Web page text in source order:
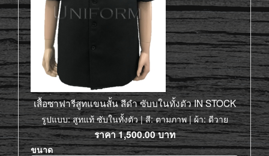
เสื้อซาฟารีสูทแขนสั้น สีดำ ซับบในทั้งตัว IN STOCK
รูปแบบ: สูทแท้ ซับในทั้งตัว | สี: ตามภาพ | ผ้า: ดีวาย
ราคา1,500.00บาท
ขนาด